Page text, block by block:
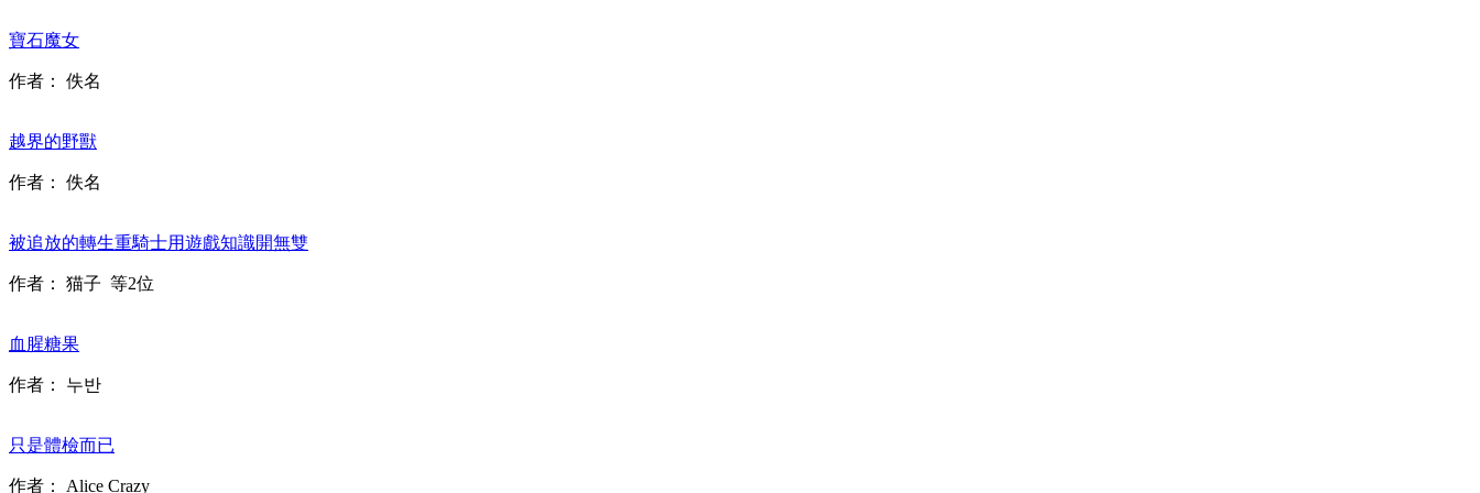
寶石魔女
作者： 佚名
越界的野獸
作者： 佚名
被追放的轉生重騎士用遊戲知識開無雙
作者： 猫子 等2位
血腥糖果
作者： 누반
只是體檢而已
作者： Alice Crazy